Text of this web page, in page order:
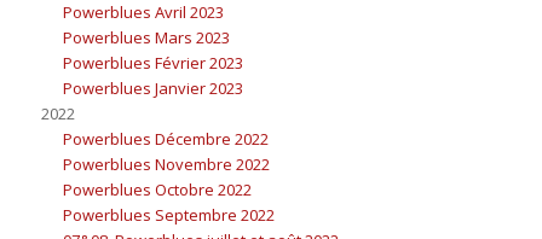
Powerblues Avril 2023
Powerblues Mars 2023
Powerblues Février 2023
Powerblues Janvier 2023
2022
Powerblues Décembre 2022
Powerblues Novembre 2022
Powerblues Octobre 2022
Powerblues Septembre 2022